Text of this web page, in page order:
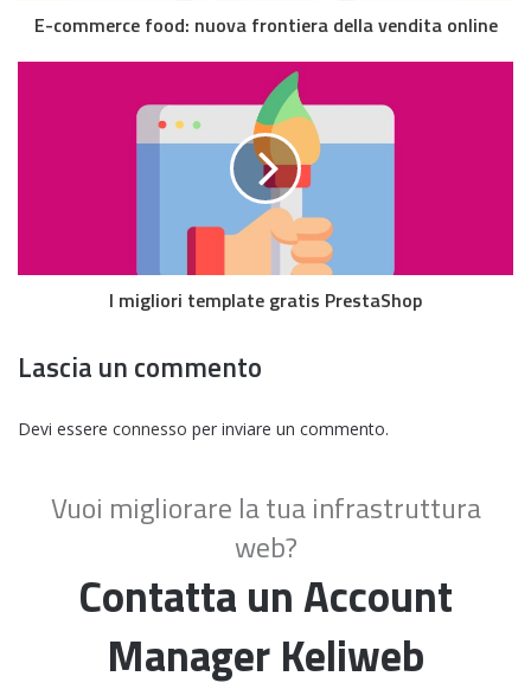
E-commerce food: nuova frontiera della vendita online
I migliori template gratis PrestaShop
Lascia un commento
Devi essere connesso per inviare un commento.
Vuoi migliorare la tua infrastruttura
web?
Contatta un Account
Manager Keliweb